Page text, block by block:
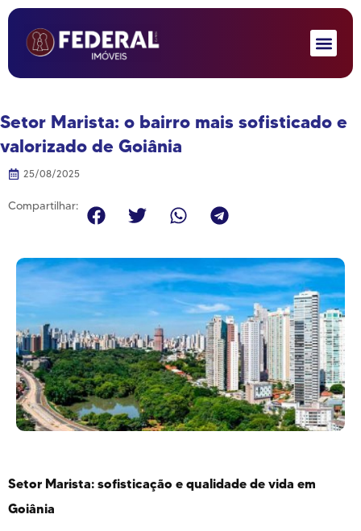
25/08/2025
Compartilhar:
Setor Marista: o bairro mais sofisticado e
valorizado de Goiânia
Setor Marista: sofisticação e qualidade de vida em
Goiânia